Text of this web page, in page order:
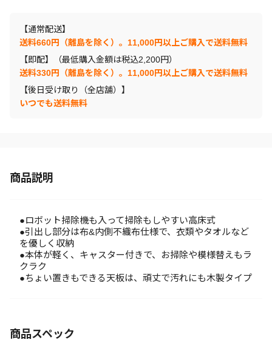
【通常配送】
送料660円（離島を除く）。11,000円以上ご購入で送料無料
【即配】（最低購入金額は税込2,200円）
送料330円（離島を除く）。11,000円以上ご購入で送料無料
【後日受け取り（全店舗）】
いつでも送料無料
商品説明
●ロボット掃除機も入って掃除もしやすい高床式
●引出し部分は布&内側不織布仕様で、衣類やタオルなど
を優しく収納
●本体が軽く、キャスター付きで、お掃除や模様替えもラ
クラク
●ちょい置きもできる天板は、頑丈で汚れにも木製タイプ
商品スペック